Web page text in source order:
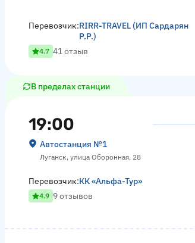
Перевозчик:RIRR-TRAVEL (ИП Сардарян
Р.Р.)
4.7 41 отзыв
В пределах станции
19:00
Автостанция №1
Луганск, улица Оборонная, 28
Перевозчик:КК «Альфа-Тур»
4.9 9 отзывов